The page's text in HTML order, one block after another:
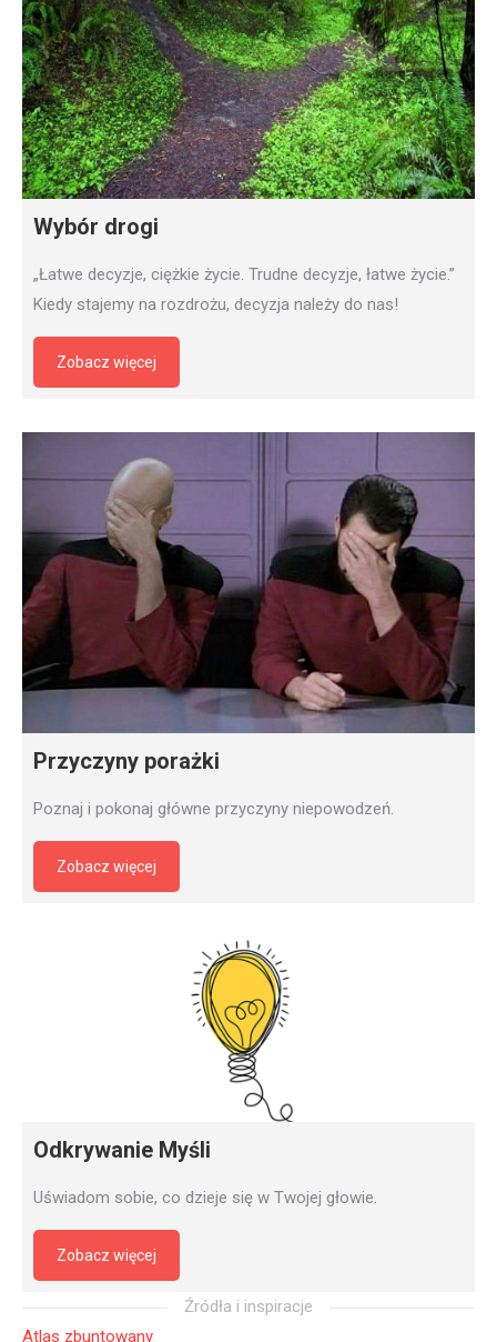
Wybór drogi
„Łatwe decyzje, ciężkie życie. Trudne decyzje, łatwe życie.”
Kiedy stajemy na rozdrożu, decyzja należy do nas!
Zobacz więcej
Przyczyny porażki
Poznaj i pokonaj główne przyczyny niepowodzeń.
Zobacz więcej
Odkrywanie Myśli
Uświadom sobie, co dzieje się w Twojej głowie.
Zobacz więcej
Źródła i inspiracje
Atlas zbuntowany